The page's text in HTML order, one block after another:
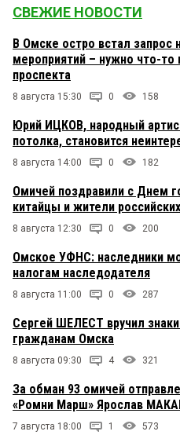
СВЕЖИЕ НОВОСТИ
В Омске остро встал запрос
мероприятий – нужно что-
проспекта
8 августа 15:30 0 158
Юрий ИЦКОВ, народный
потолка, становится
8 августа 14:00 0 182
Омичей поздравили с Днем
китайцы и жители
8 августа 12:30 0 200
Омское УФНС: наследники
налогам наследодателя
8 августа 11:00 0 287
Сергей ШЕЛЕСТ вручил
гражданам Омска
8 августа 09:30 4 321
За обман 93 омичей
«Ромни Марш» Ярослав
7 августа 18:00 1 573